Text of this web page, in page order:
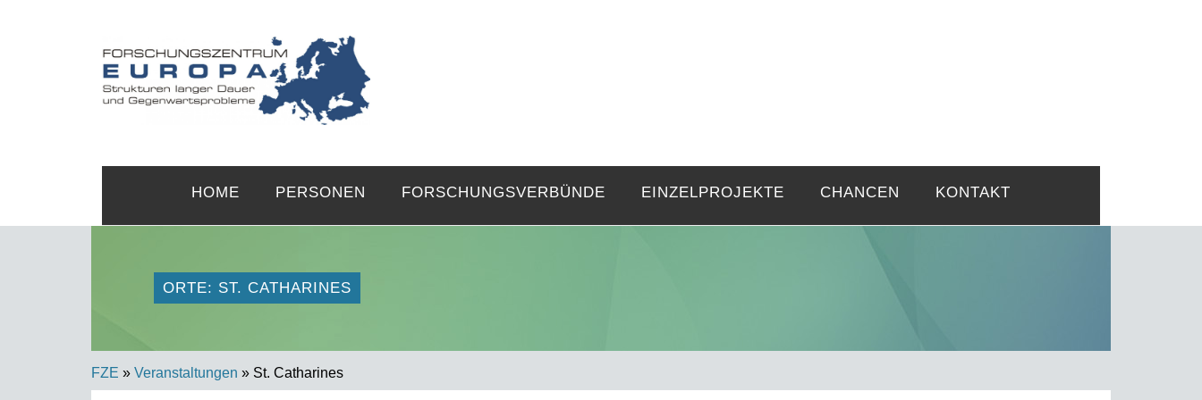
HOME PERSONEN FORSCHUNGSVERBÜNDE EINZELPROJEKTE CHANCEN KONTAKT
ORTE: ST. CATHARINES
FZE » Veranstaltungen » St. Catharines